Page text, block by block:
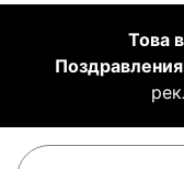
Това